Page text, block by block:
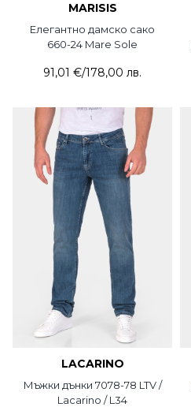
MARISIS
Елегантно дамско сако
660-24 Mare Sole
91,01 €/178,00 лв.
LACARINO
Мъжки дънки 7078-78 LTV /
Lacarino / L34